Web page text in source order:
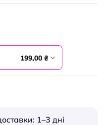
199,00 ₴
1–3 дні